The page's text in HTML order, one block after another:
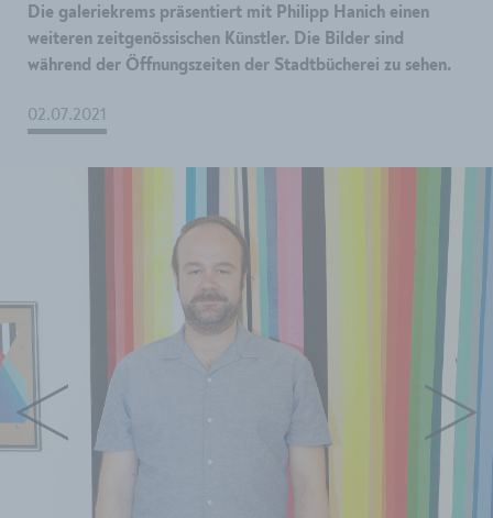
Die galeriekrems präsentiert mit Philipp Hanich einen
weiteren zeitgenössischen Künstler. Die Bilder sind
während der Öffnungszeiten der Stadtbücherei zu sehen.
02.07.2021